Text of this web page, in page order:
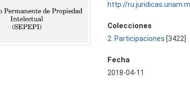
http://
Colecciones
2. Participaciones [3422]
Fecha
2018-04-11